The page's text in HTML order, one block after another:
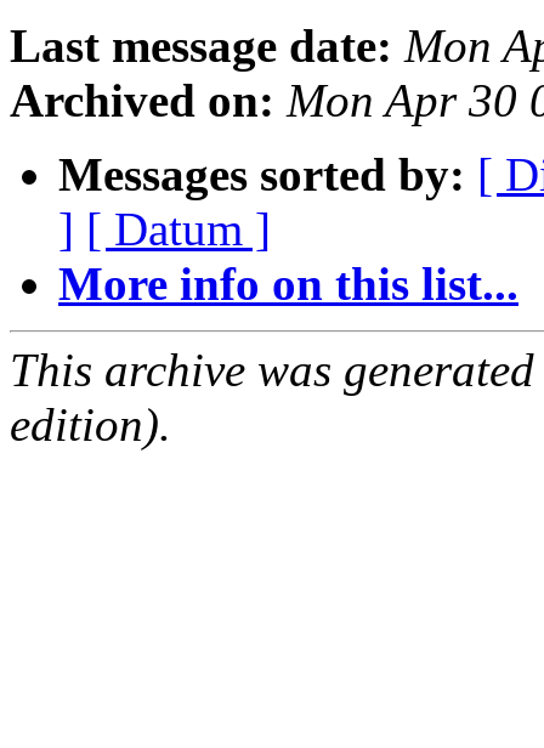
Last message date: Mon
Archived on: Mon Apr 30
Messages sorted by: [
] [ Datum ]
More info on this list...
This archive was
edition).